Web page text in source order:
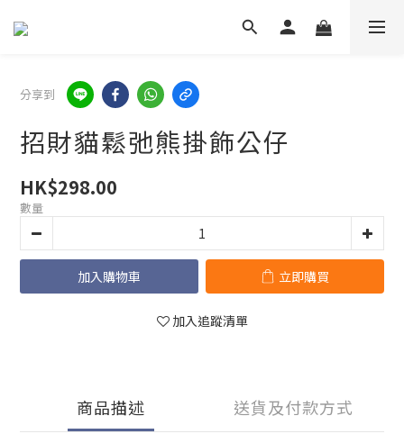
分享到
招財貓鬆弛熊掛飾公仔
HK$298.00
數量
加入購物車 立即購買
加入追蹤清單
商品描述 送貨及付款方式